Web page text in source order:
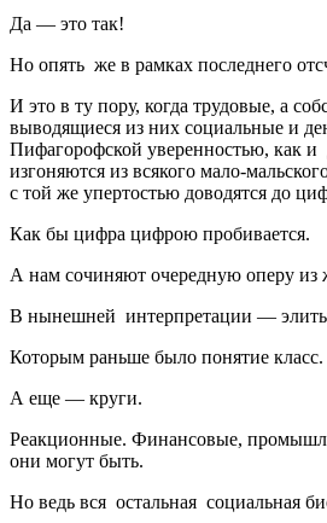
Да — это так!
Но опять же в рамках последнего
И это в ту пору, когда трудовые, а
выводящиеся из них социальные и
Пифагорофской уверенностью, как и
изгоняются из всякого мало-
с той же упертостью доводятся до
Как бы цифра цифрою пробивается.
А нам сочиняют очередную оперу из
В нынешней интерпретации —
Которым раньше было понятие класс.
А еще — круги.
Реакционные. Финансовые,
они могут быть.
Но ведь вся остальная социальная